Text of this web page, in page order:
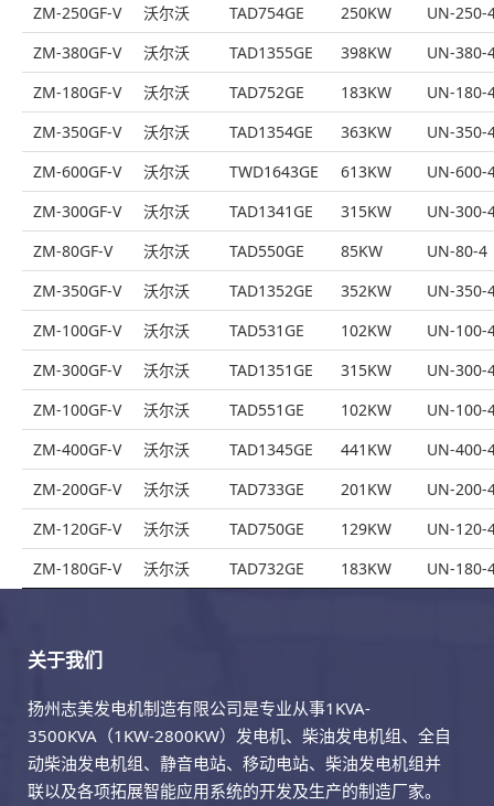
ZM-250GF-V 沃尔沃 TAD754GE 250KW
UN-250-
ZM-380GF-V
沃尔沃 TAD1355GE 398KW
UN-380-
ZM-180GF-V
沃尔沃 TAD752GE 183KW
UN-180-
ZM-350GF-V
沃尔沃 TAD1354GE 363KW
UN-350-
ZM-600GF-V
沃尔沃 TWD1643GE 613KW
UN-600-
ZM-300GF-V
沃尔沃 TAD1341GE 315KW
UN-300-
ZM-80GF-V
沃尔沃 TAD550GE 85KW
UN-80-4
ZM-350GF-V
沃尔沃 TAD1352GE 352KW
UN-350-
ZM-100GF-V
沃尔沃 TAD531GE 102KW
UN-100-
ZM-300GF-V
沃尔沃 TAD1351GE 315KW
UN-300-
ZM-100GF-V
沃尔沃 TAD551GE 102KW
UN-100-
ZM-400GF-V
沃尔沃 TAD1345GE 441KW
UN-400-
ZM-200GF-V
沃尔沃 TAD733GE 201KW
UN-200-
ZM-120GF-V
沃尔沃 TAD750GE 129KW
UN-120-
ZM-180GF-V
沃尔沃 TAD732GE 183KW UN-180-
关于我们
扬州志美发电机制造有限公司是专业从事1KVA-
3500KVA（1KW-2800KW）发电机、柴油发电机组、全自
动柴油发电机组、静音电站、移动电站、柴油发电机组并
联以及各项拓展智能应用系统的开发及生产的制造厂家。